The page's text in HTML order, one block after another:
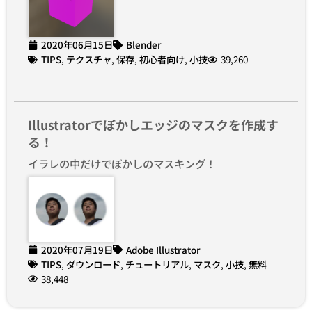
2020年06月15日
Blender
TIPS, テクスチャ, 保存, 初心者向け, 小技 39,260
Illustratorでぼかしエッジのマスクを作成す
る！
イラレの中だけでぼかしのマスキング！
2020年07月19日
Adobe Illustrator
TIPS, ダウンロード, チュートリアル, マスク, 小技, 無料
38,448